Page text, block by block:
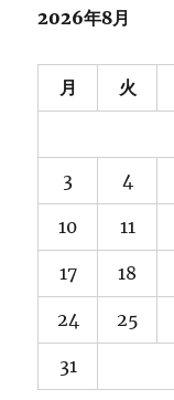
ブ
2026年8月
月 火
3 4
10 11
17 18
24 25
31